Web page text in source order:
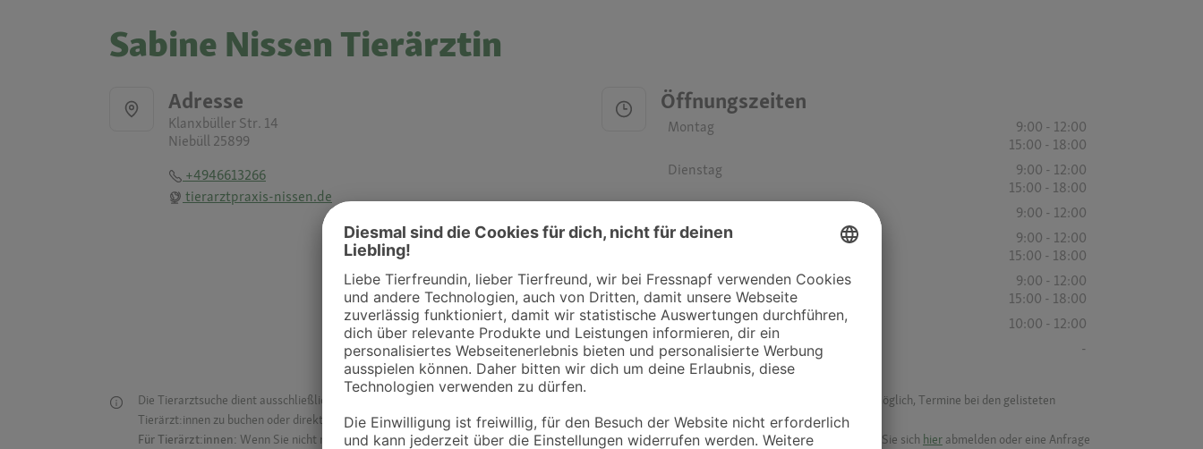
Sabine Nissen Tierärztin
Adresse
Klanxbüller Str. 14
Niebüll 25899
+4946613266
tierarztpraxis-nissen.de
Öffnungszeiten
Montag
9:00 - 12:00
15:00 - 18:00
Dienstag
9:00 - 12:00
15:00 - 18:00
9:00 - 12:00
Donnerstag
9:00 - 12:00
15:00 - 18:00
Freitag
9:00 - 12:00
15:00 - 18:00
Samstag
10:00 - 12:00
Sonntag
-
Die Tierarztsuche dient ausschließlich dazu, Tierarztpraxen und Kliniken in deiner Nähe übersichtlich anzuzeigen. Über Dr. Fressnapf ist es nicht möglich, Termine bei den gelisteten
Tierärzt:innen zu buchen oder direkt mit ihnen in Kontakt zu treten. Bitte wende dich hierfür direkt an die jeweilige Praxis oder Klinik.
Für Tierärzt:innen: Wenn Sie nicht mehr auf der Dr. Fressnapf Tierarztsuche als Praxis gelistet werden oder Ihre Daten ändern möchten, können Sie sich hier abmelden oder eine Anfrage